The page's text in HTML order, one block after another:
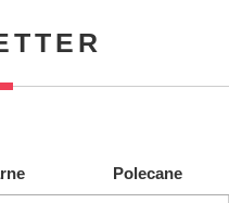
Polecane